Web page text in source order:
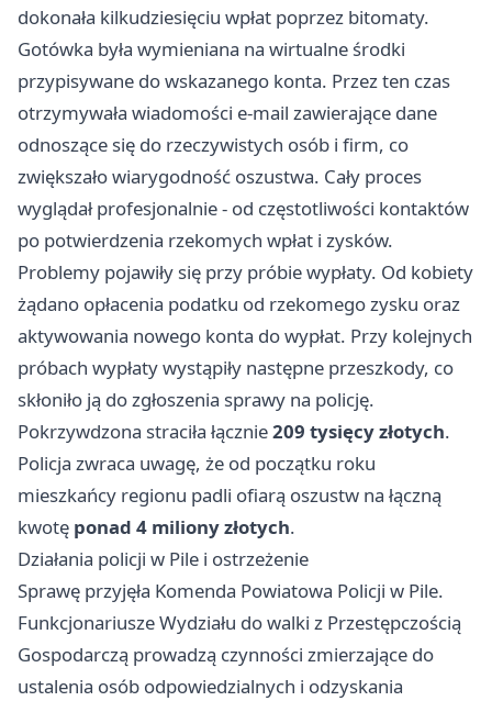
dokonała kilkudziesięciu wpłat poprzez bitomaty.
Gotówka była wymieniana na wirtualne środki
przypisywane do wskazanego konta. Przez ten czas
otrzymywała wiadomości e-mail zawierające dane
odnoszące się do rzeczywistych osób i firm, co
zwiększało wiarygodność oszustwa. Cały proces
wyglądał profesjonalnie - od częstotliwości kontaktów
po potwierdzenia rzekomych wpłat i zysków.
Problemy pojawiły się przy próbie wypłaty. Od kobiety
żądano opłacenia podatku od rzekomego zysku oraz
aktywowania nowego konta do wypłat. Przy kolejnych
próbach wypłaty wystąpiły następne przeszkody, co
skłoniło ją do zgłoszenia sprawy na policję.
Pokrzywdzona straciła łącznie209 tysięcy złotych.
Policja zwraca uwagę, że od początku roku
mieszkańcy regionu padli ofiarą oszustw na łączną
kwotę ponad 4 miliony złotych.
Działania policji w Pile i ostrzeżenie
Sprawę przyjęła Komenda Powiatowa Policji w Pile.
Funkcjonariusze Wydziału do walki z Przestępczością
Gospodarczą prowadzą czynności zmierzające do
ustalenia osób odpowiedzialnych i odzyskania